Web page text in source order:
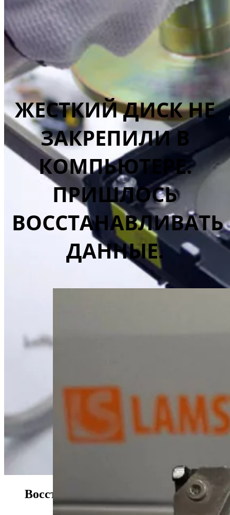
Восстанавливаем данные в 98%
случаев!
ЖЕСТКИЙ ДИСК НЕ
ЗАКРЕПИЛИ В
КОМПЬЮТЕРЕ.
ПРИШЛОСЬ
ВОССТАНАВЛИВАТЬ
ДАННЫЕ.